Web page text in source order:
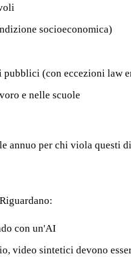
socioeconomica)
(con eccezioni law
e nelle scuole
annuo per chi viola questi
con un'AI
video sintetici devono